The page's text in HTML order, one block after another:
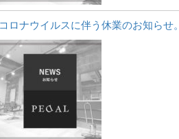
ロナウイルスに伴う休業のお知らせ。